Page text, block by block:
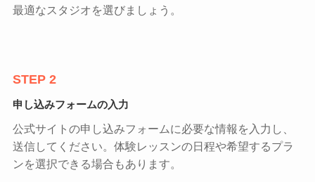
最適なスタジオを選びましょう。
STEP 2
申し込みフォームの入力
公式サイトの申し込みフォームに必要な情報を入力し、
送信してください。体験レッスンの日程や希望するプラ
ンを選択できる場合もあります。